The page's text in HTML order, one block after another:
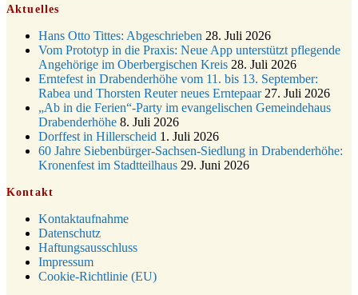
Adventliches Beisammensein am Robert-Gassner-Hof um
28.11.
Katharinenball der Kreisgruppe im Stadtteilhaus um 19:00
Uhr
03.12.
Adventsfeier des Frauenvereins im Ev. Gemeindehaus um
19:00 Uhr
11.12.
Puer-Natus weihnachtliches Brauchtum am Robert-
Gassner-Hof um 17:00 Uhr
19.12.
Kinderbibeltag im Ev. Gemeindehaus von 10-12 Uhr
20.12.
Weihnachts-Konzert des Honterus Chors in der Kirche um
Familiengottesdienst mit Krippenspiel im Ev.
Gemeindehaus um 15:00 Uhr
24.12.
Familiengottesdienst in der FeG um 16 Uhr
24.12.
Weihnachtsgottesdienst in der Kirche um 15:00 Uhr
24.12.
Weihnachtsgottesdienst in der Kirche um 18:00 Uhr
Aktuelles
Hans Otto Tittes: Abgeschrieben 28. Juli 2026
Vom Prototyp in die Praxis: Neue App unterstützt pflegende
Angehörige im Oberbergischen Kreis 28. Juli 2026
Erntefest in Drabenderhöhe vom 11. bis 13. September:
Rabea und Thorsten Reuter neues Erntepaar 27. Juli 2026
„Ab in die Ferien“-Party im evangelischen Gemeindehaus
Drabenderhöhe 8. Juli 2026
Dorffest in Hillerscheid 1. Juli 2026
60 Jahre Siebenbürger-Sachsen-Siedlung in Drabenderhöhe:
Kronenfest im Stadtteilhaus 29. Juni 2026
Kontakt
Kontaktaufnahme
Datenschutz
Haftungsausschluss
Impressum
Cookie-Richtlinie (EU)